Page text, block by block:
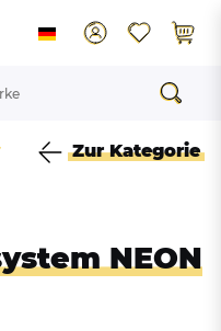
Zur Kategorie
NEON